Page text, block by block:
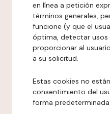
en línea a petición
términos generales,
funcione (y que el
óptima, detectar
proporcionar al
a su solicitud.
Estas cookies no
consentimiento del
forma predeterminada.